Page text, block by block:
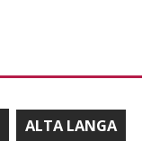
ALTA LANGA